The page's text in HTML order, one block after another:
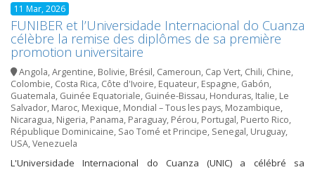
11 Mar, 2026
FUNIBER et l’Universidade Internacional do Cuanza
célèbre la remise des diplômes de sa première
promotion universitaire
Angola,Argentine, Bolivie, Brésil, Cameroun, Cap Vert, Chili, Chine,
Colombie, Costa Rica, Côte d'Ivoire, Equateur, Espagne, Gabón,
Guatemala, Guinée Equatoriale, Guinée-Bissau, Honduras, Italie, Le
Salvador, Maroc, Mexique, Mondial – Tous les pays, Mozambique,
Nicaragua, Nigeria, Panama, Paraguay, Pérou, Portugal, Puerto Rico,
République Dominicaine, Sao Tomé et Principe, Senegal, Uruguay,
USA,Venezuela
L'Universidade Internacional do Cuanza (UNIC) a célébré sa